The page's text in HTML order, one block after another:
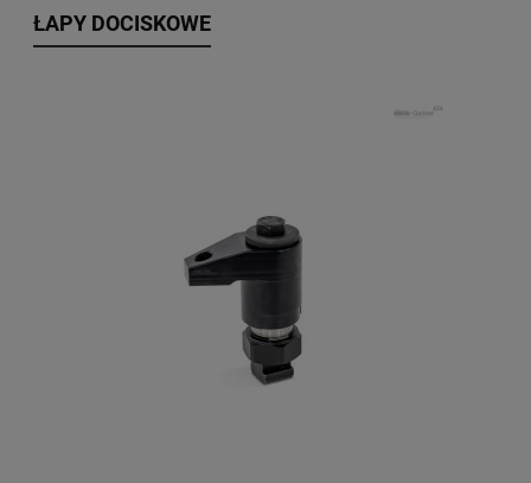
ŁAPY DOCISKOWE